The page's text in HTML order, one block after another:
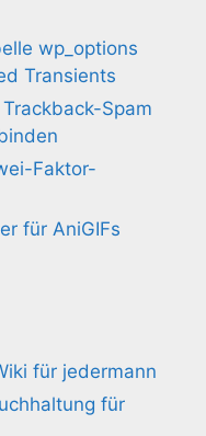
wp_options
Transients
Spam
Faktor-
für AniGIFs
für jedermann
für